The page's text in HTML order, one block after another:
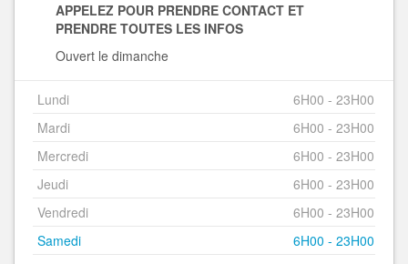
APPELEZ POUR PRENDRE CONTACT ET
PRENDRE TOUTES LES INFOS
Ouvert le dimanche
Lundi
6H00 - 23H00
Mardi
6H00 - 23H00
Mercredi
6H00 - 23H00
Jeudi
6H00 - 23H00
Vendredi
6H00 - 23H00
Samedi
6H00 - 23H00